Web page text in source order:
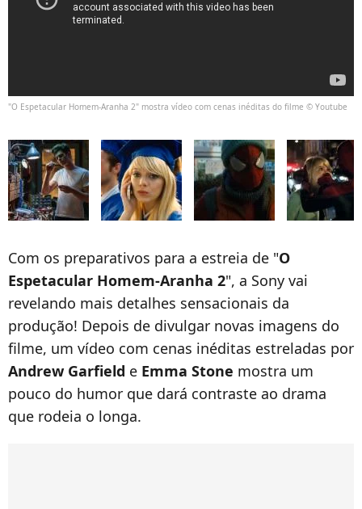
"O Espetacular Homem-Aranha 2" mostra vídeo com cenas inéditas do filme © Youtube
Com os preparativos para a estreia de "O
Espetacular Homem-Aranha 2", a Sony vai
revelando mais detalhes sensacionais da
produção! Depois de divulgar novas imagens do
filme, um vídeo com cenas inéditas estreladas por
Andrew Garfield e Emma Stone mostra um
pouco do humor que dará contraste ao drama
que rodeia o longa.